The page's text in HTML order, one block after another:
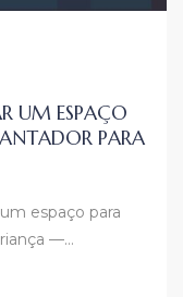
UM ESPAÇO
PARA
espaço para
—…